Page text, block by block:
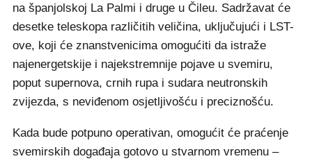
na španjolskoj La Palmi i druge u Čileu. Sadržavat će
desetke teleskopa različitih veličina, uključujući i LST-
ove, koji će znanstvenicima omogućiti da istraže
najenergetskije i najekstremnije pojave u svemiru,
poput supernova, crnih rupa i sudara neutronskih
zvijezda, s neviđenom osjetljivošću i preciznošću.
Kada bude potpuno operativan, omogućit će praćenje
svemirskih događaja gotovo u stvarnom vremenu –